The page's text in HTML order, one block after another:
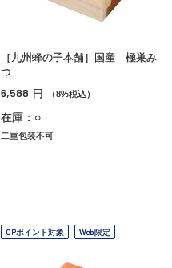
［九州蜂の子本舗］国産 極巣み
つ
6,588 円 （8%税込）
在庫：○
二重包装不可
OPポイント対象 Web限定